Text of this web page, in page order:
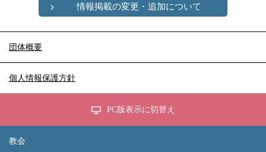
情報掲載の変更・追加について
団体概要
個人情報保護方針
PC版表示に切替え
教会